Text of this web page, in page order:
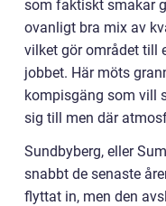
som faktiskt smakar
ovanligt bra mix av
vilket gör området till
jobbet. Här möts
kompisgäng som vill
sig till men där
Sundbyberg, eller
snabbt de senaste
flyttat in, men den